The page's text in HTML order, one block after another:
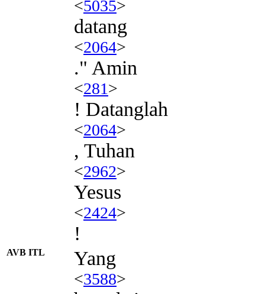
<5035>
datang
<2064>
." Amin
<281>
! Datanglah
<2064>
, Tuhan
<2962>
Yesus
<2424>
!
AVB ITL Yang
<3588>